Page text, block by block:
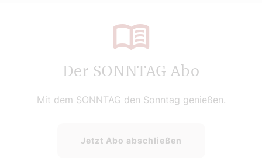
Der SONNTAG Abo
Mit dem SONNTAG den Sonntag genießen.
Jetzt Abo abschließen